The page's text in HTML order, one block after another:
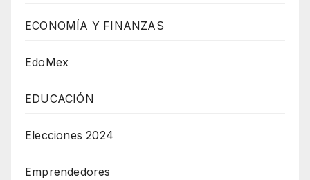
ECONOMÍA Y FINANZAS
EdoMex
EDUCACIÓN
Elecciones 2024
Emprendedores